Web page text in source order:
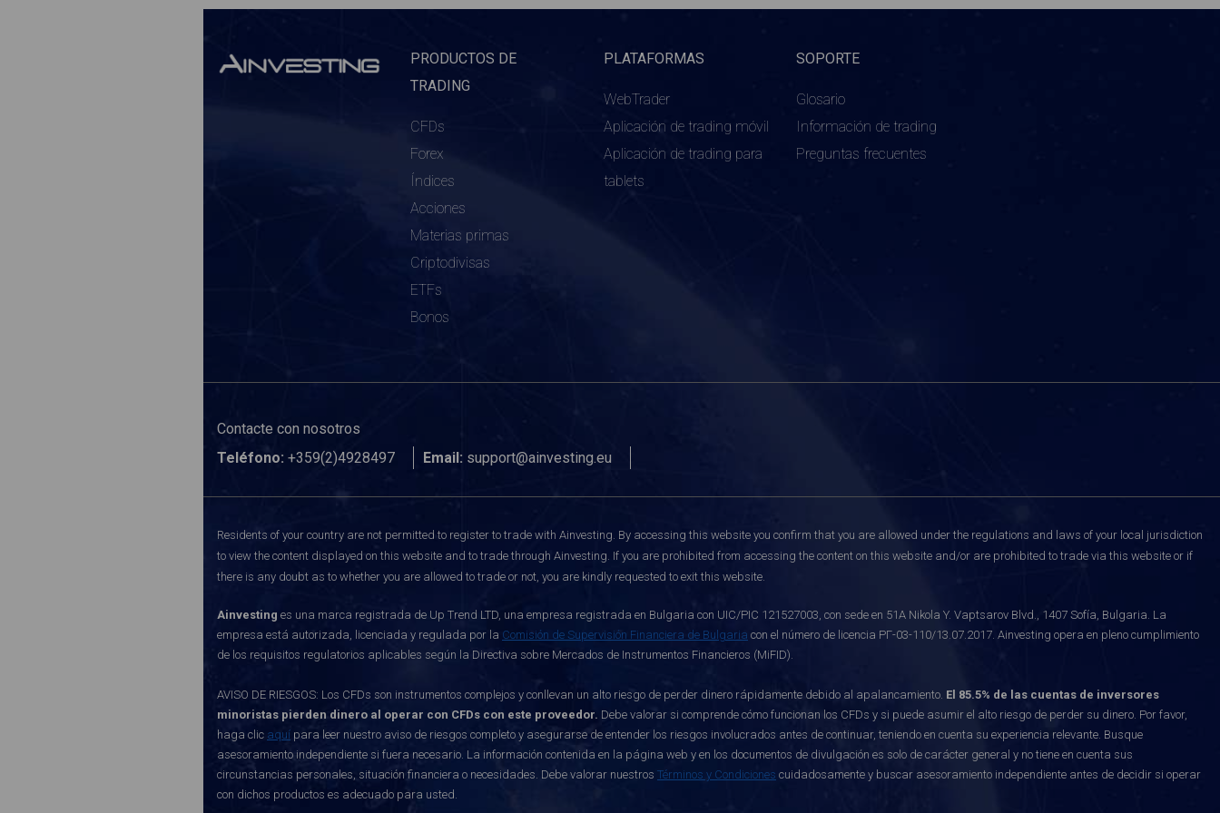
PRODUCTOS DE
TRADING
CFDs
Forex
Índices
Acciones
Materias primas
Criptodivisas
ETFs
Bonos
PLATAFORMAS
WebTrader
Aplicación de trading móvil
Aplicación de trading para
tablets
SOPORTE
Glosario
Información de trading
Preguntas frecuentes
Contacte con nosotros
Teléfono: +359(2)4928497 Email: support@ainvesting.eu
Residents of your country are not permitted to register to trade with Ainvesting. By accessing this website you confirm that you are allowed under the regulations and laws of your local jurisdiction
to view the content displayed on this website and to trade through Ainvesting. If you are prohibited from accessing the content on this website and/or are prohibited to trade via this website or if
there is any doubt as to whether you are allowed to trade or not, you are kindly requested to exit this website.
Ainvesting es una marca registrada de Up Trend LTD, una empresa registrada en Bulgaria con UIC/PIC 121527003, con sede en 51A Nikola Y. Vaptsarov Blvd., 1407 Sofía, Bulgaria. La
empresa está autorizada, licenciada y regulada por la Comisión de Supervisión Financiera de Bulgaria con el número de licencia РГ-03-110/13.07.2017. Ainvesting opera en pleno cumplimiento
de los requisitos regulatorios aplicables según la Directiva sobre Mercados de Instrumentos Financieros (MiFID).
AVISO DE RIESGOS: Los CFDs son instrumentos complejos y conllevan un alto riesgo de perder dinero rápidamente debido al apalancamiento. El 85.5% de las cuentas de inversores
minoristas pierden dinero al operar con CFDs con este proveedor. Debe valorar si comprende cómo funcionan los CFDs y si puede asumir el alto riesgo de perder su dinero. Por favor,
haga clic aquí para leer nuestro aviso de riesgos completo y asegurarse de entender los riesgos involucrados antes de continuar, teniendo en cuenta su experiencia relevante. Busque
asesoramiento independiente si fuera necesario. La información contenida en la página web y en los documentos de divulgación es solo de carácter general y no tiene en cuenta sus
circunstancias personales, situación financiera o necesidades. Debe valorar nuestros Términos y Condiciones cuidadosamente y buscar asesoramiento independiente antes de decidir si operar
con dichos productos es adecuado para usted.